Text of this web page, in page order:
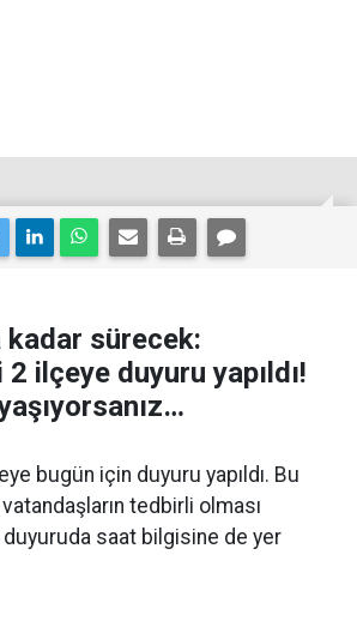
kadar sürecek:
ilçeye duyuru yapıldı!
bugün için duyuru yapıldı. Bu
tedbirli olması
duyuruda saat bilgisine de yer